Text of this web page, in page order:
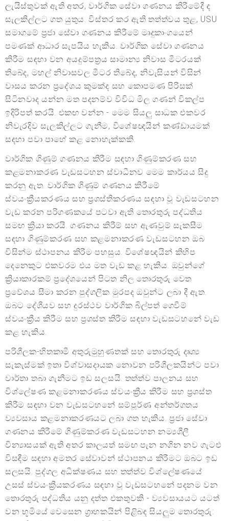
ලැයිස්තුවක් ඇති අතර, වාර්ගික සේවා ගණනය කිරීමේදී ද
සැලකිල්ලට ගත යුතුය. විස්තර කර ඇති තත්ත්වය තුළ, USU
සමාගමේ ප්‍රජා සේවා ගණනය කිරීමේ මෘදුකාංගයෙන්
පමණක් ආධාර සැපයිය හැකිය. වාර්ගික සේවා ගණනය
කිරීම සඳහා වන අයදුම්පත්‍රය සාමාන්‍ය නිවාස මීටරයක්
තිබේද, මහල් නිවාසවල මීටර තිබේද, නිවැසියන් විසින්
වාසය කරන ප්‍රදේශය කුමක්ද සහ කොපමණ පිරිසක්
සිටිනවාද යන්න මත පදනම්ව විවිධ මිල ගණන් විකල්ප
ඉදිරිපත් කරයි. එකඟ වන්න - මෙම සියලු සාධක එකවර
නිවැරදිව සැලකිල්ලට ගැනීම, විශේෂඥයින් කණ්ඩායමක්
සඳහා පවා පාහේ කළ නොහැක්කකි.
වාර්ගික ගිණුම් ගණනය කිරීම සඳහා ගිණුම්කරණ සහ
කළමනාකරණ වැඩසටහන ස්වාධීනව මෙම කාර්යය සිදු
කරනු ඇත. වාර්ගික ගිණුම් ගණනය කිරීමේ
ස්වයංක්‍රීයකරණය සහ ප්‍රශස්තිකරණය සඳහා වූ වැඩසටහන
වැඩ කරන පරිගණකයේ පටවා ඇති තොරතුරු පද්ධතිය
සමඟ ක්‍රියා කරයි. ගණනය කිරීම් සහ ඇණවුම් සැකසීම
සඳහා ගිණුම්කරණ සහ කළමනාකරණ වැඩසටහන ඔබ
විසින්ම ස්ථාපනය කිරීම පහසුය. විශේෂඥයින් කිහිප
දෙනෙකුට එකවරම එය මත වැඩ කළ හැකිය. ඔවුන්ගේ
ක්‍රියාකාරකම් ප්‍රදේශයෙන් පිටත නිල තොරතුරු වෙත
ප්‍රවේශය සීමා කරන පුද්ගලික මුරපද ඔවුන්ට ලබා දී ඇත.
ඔබට දේශීයව සහ දුරස්ථව වාර්ගික බිල්පත් ගෙවීම්
ස්වයංක්‍රීය කිරීම සහ ප්‍රශස්ත කිරීම සඳහා වැඩසටහනේ වැඩ
කළ හැකිය.
පරිශීලක-හිතකාමී අතුරුමුහුණතක් සහ තොරතුරු දෘශ්‍ය
සැකැස්මක් ඉතා විශ්වාසදායක නොවන පරිශීලකයින්ට පවා
වාර්තා තබා ගැනීමට ඉඩ සලසයි. තත්ත්ව පාලනය සහ
විශ්ලේෂණ කළමනාකරණය ස්වයංක්‍රීය කිරීම සහ ප්‍රශස්ත
කිරීම සඳහා වන වැඩසටහනේ සම්පූර්ණ අන්තර්ගතය
ව්‍යවසාය කළමනාකරණයට ලබා ගත හැකිය. ප්‍රජා සේවා
ගණනය කිරීමේ ගිණුම්කරණ වැඩසටහන නම්‍යශීලී
වින්‍යාසයක් ඇති අතර කාලයත් සමඟ පැන නගින නව ගැටළු
විසඳීම සඳහා අමතර සේවාවන් ස්ථාපනය කිරීමට ඔබට ඉඩ
සලසයි. පුද්ගල අධීක්ෂණය සහ තත්ත්ව විශ්ලේෂණයේ
උසස් ස්වයංක්‍රීයකරණය සඳහා වූ වැඩසටහනේ පදනම වන
තොරතුරු පද්ධතිය යනු දත්ත එකතුවකි - ව්‍යවසායයට යටත්
වන භූමියේ වෙසෙන ග්‍රාහකයින් පිළිබඳ සියලුම තොරතුරු: